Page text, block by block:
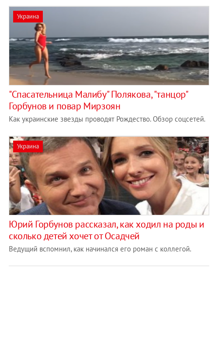
Украина
"Спасательница Малибу" Полякова, "танцор"
Горбунов и повар Мирзоян
Как украинские звезды проводят Рождество. Обзор соцсетей.
Украина
Юрий Горбунов рассказал, как ходил на роды и
сколько детей хочет от Осадчей
Ведущий вспомнил, как начинался его роман с коллегой.